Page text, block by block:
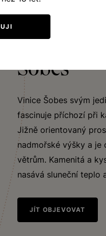
Šobes
Vinice Šobes svým
fascinuje příchozí při
Jižně orientovaný
nadmořské výšky a je
větrům. Kamenitá a
nasává sluneční teplo
JÍT OBJEVOVAT